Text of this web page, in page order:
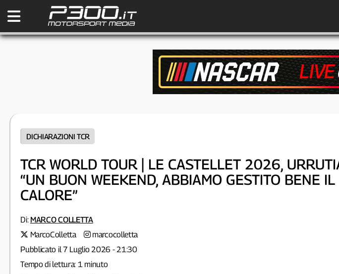
DICHIARAZIONI TCR
TCR WORLD TOUR | LE CASTELLET 2026,
“UN BUON WEEKEND, ABBIAMO GESTITO BENE IL
CALORE”
Di: MARCO COLLETTA
MarcoColletta
marcocolletta
Pubblicato il 7 Luglio 2026 - 21:30
Tempo di lettura: 1 minuto